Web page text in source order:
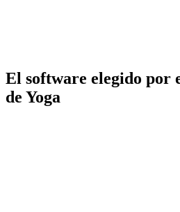
El software elegido por
de Yoga